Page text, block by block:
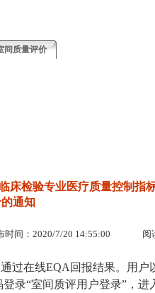
间质量评价
床检验专业医疗质量控制指
通知
时间：2020/7/20 14:55:00 阅
过在线EQA回报结果。用户
登录“室间质评用户登录”，